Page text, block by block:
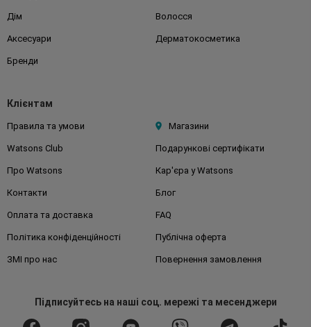
Дім Волосся
Аксесуари Дерматокосметика
Бренди
Клієнтам
Правила та умови Магазини
Watsons Club Подарункові сертифікати
Про Watsons Кар'єра у Watsons
Контакти Блог
Оплата та доставка FAQ
Політика конфіденційності Публічна оферта
ЗМІ про нас Повернення замовлення
Підписуйтесьна наші соц. мережі та месенджери